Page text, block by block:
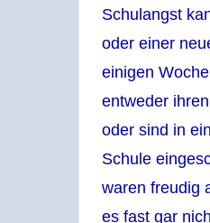
Schulangst
oder einer
einigen
entweder
oder sind in
Schule
waren freudig
es fast gar